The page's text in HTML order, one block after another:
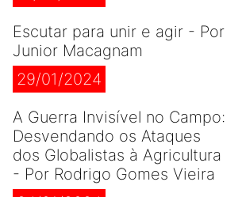
Escutar para unir e agir - Por
Junior Macagnam
29/01/2024
A Guerra Invisível no Campo:
Desvendando os Ataques
dos Globalistas à Agricultura
- Por Rodrigo Gomes Vieira